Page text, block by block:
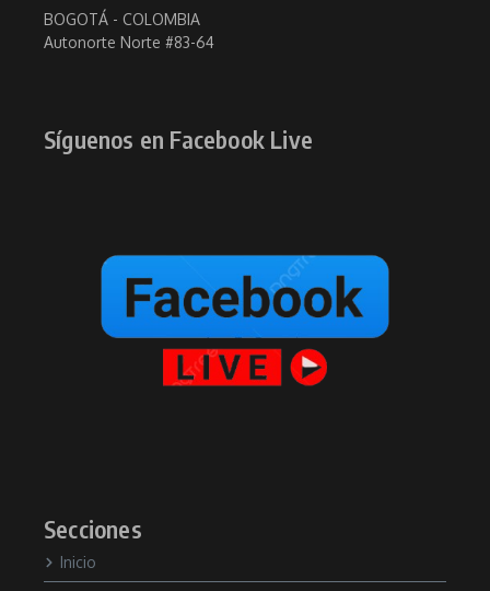
BOGOTÁ - COLOMBIA
Autonorte Norte #83-64
Síguenos en Facebook Live
Secciones
Inicio